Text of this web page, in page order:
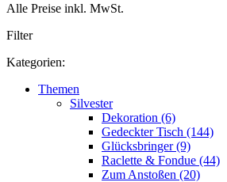
Alle Preise inkl. MwSt.
Filter
Kategorien:
Themen
Silvester
Dekoration (6)
Gedeckter Tisch (144)
Glücksbringer (9)
Raclette & Fondue (44)
Zum Anstoßen (20)